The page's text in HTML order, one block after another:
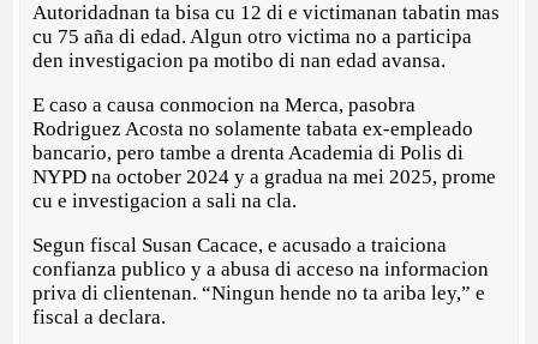
Autoridadnan ta bisa cu 12 di e victimanan tabatin mas
cu 75 aña di edad. Algun otro victima no a participa
den investigacion pa motibo di nan edad avansa.
E caso a causa conmocion na Merca, pasobra
Rodriguez Acosta no solamente tabata ex-empleado
bancario, pero tambe a drenta Academia di Polis di
NYPD na october 2024 y a gradua na mei 2025, prome
cu e investigacion a sali na cla.
Segun fiscal Susan Cacace, e acusado a traiciona
confianza publico y a abusa di acceso na informacion
priva di clientenan. “Ningun hende no ta ariba ley,” e
fiscal a declara.